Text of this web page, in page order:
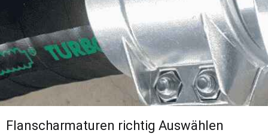
Flanscharmaturen richtig Auswählen